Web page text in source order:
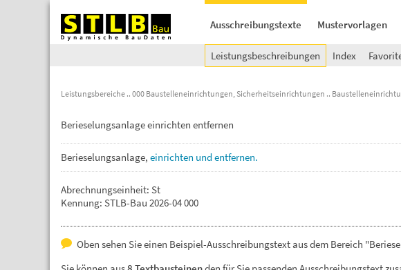
Ausschreibungstexte Mustervorlagen
Leistungsbeschreibungen Index
Leistungsbereiche 000 Baustelleneinrichtungen, Sicherheitseinrichtungen
Berieselungsanlage einrichten entfernen
Berieselungsanlage, einrichten undentfernen.
Abrechnungseinheit: St
Kennung: STLB-Bau 2026-04 000
Oben sehen Sie einen Beispiel-Ausschreibungstext aus dem Bereich